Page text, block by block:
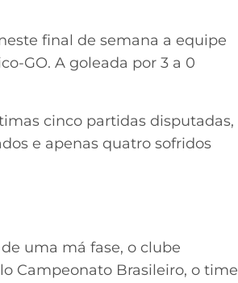
final de semana a equipe
GO. A goleada por 3 a 0
cinco partidas disputadas,
e apenas quatro sofridos
uma má fase, o clube
Campeonato Brasileiro, o time